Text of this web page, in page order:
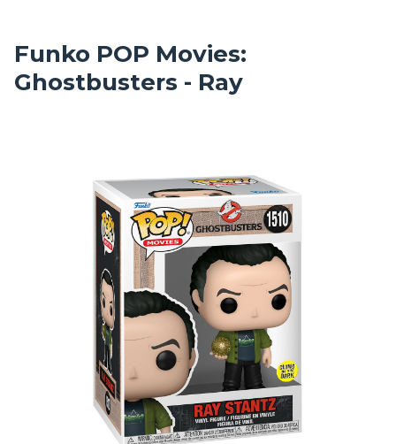
Funko POP Movies:
Ghostbusters - Ray